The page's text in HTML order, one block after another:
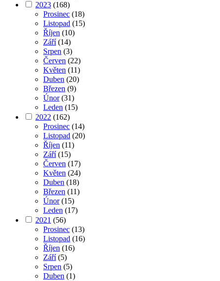
2023 (168)
Prosinec (18)
Listopad (15)
Říjen (10)
Září(14)
Srpen (3)
Červen (22)
Květen (11)
Duben (20)
Březen (9)
Únor(31)
Leden (15)
2022 (162)
Prosinec (14)
Listopad (20)
Říjen (11)
Září(15)
Červen (17)
Květen (24)
Duben (18)
Březen (11)
Únor(15)
Leden (17)
2021 (56)
Prosinec (13)
Listopad (16)
Říjen (16)
Září(5)
Srpen (5)
Duben (1)